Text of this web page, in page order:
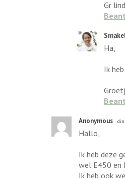
Gr
Ha,
Ik
Anonymous
Hallo,
Ik heb deze
wel E450 en
Ik heb ook